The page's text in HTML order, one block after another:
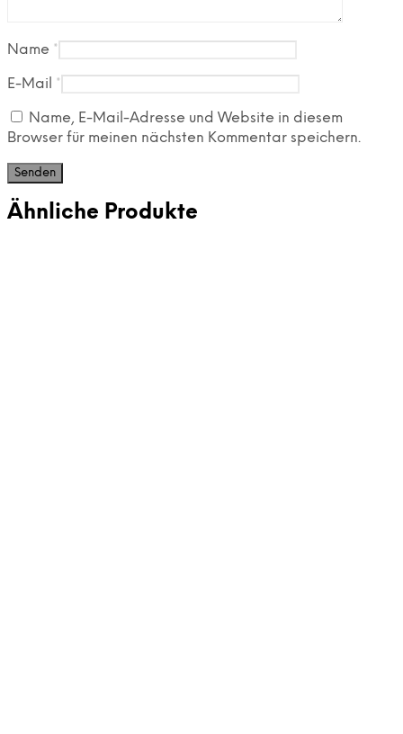
Name *
E-Mail *
Name, E-Mail-Adresse und Website in diesem
Browser für meinen nächsten Kommentar speichern.
Ähnliche Produkte